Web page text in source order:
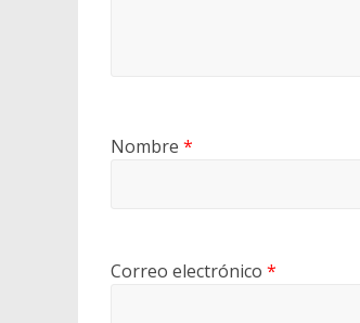
Nombre *
Correo electrónico *